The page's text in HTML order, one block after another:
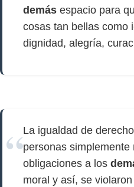
demás espacio para
cosas tan bellas como
dignidad, alegría,
La igualdad de
personas
obligaciones a los
moral y así, se